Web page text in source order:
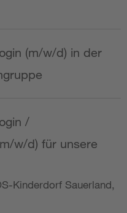
(m/w/d) in der
/
w/d) für unsere
Kinderdorf Sauerland,